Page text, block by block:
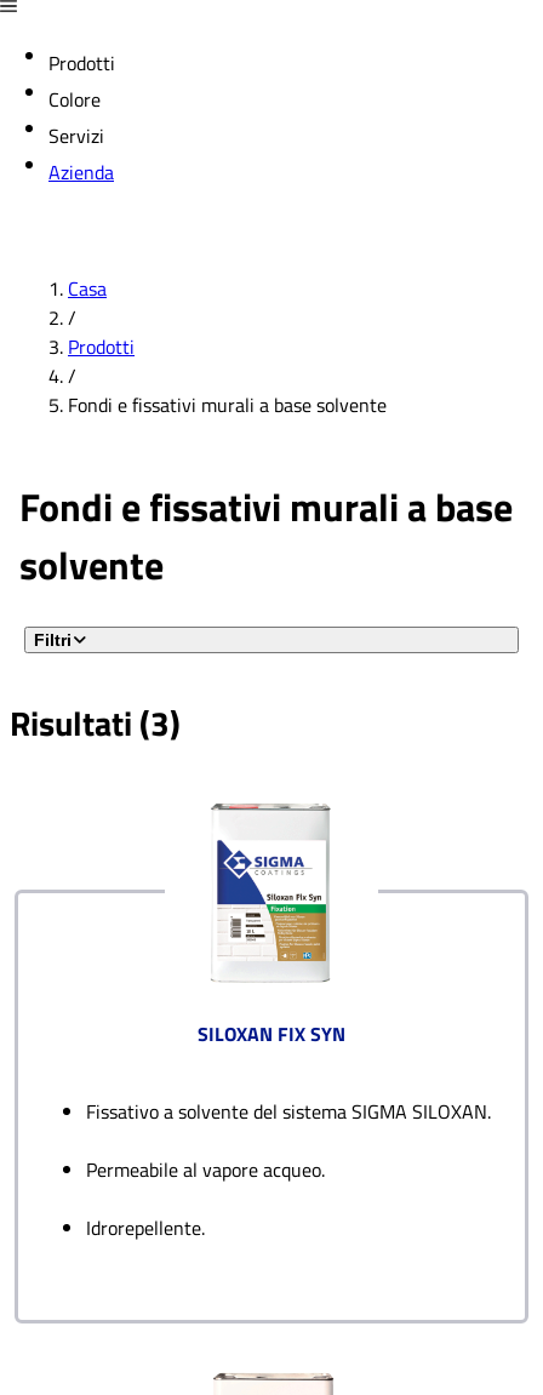
Prodotti
Colore
Servizi
Azienda
Casa
/
Prodotti
/
Fondi e fissativi murali a base solvente
Fondi e fissativi murali a base
solvente
Filtri
Risultati (3)
SILOXAN FIX SYN
Fissativo a solvente del sistema SIGMA SILOXAN.
Permeabile al vapore acqueo.
Idrorepellente.